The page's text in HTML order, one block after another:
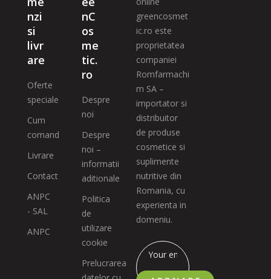
nzi
si
livr
are
Oferte
speciale
Cum
comand
Livrare
Contact
ANPC
- SAL
ANPC
nC
os
me
tic.
ro
Despre
noi
Despre
noi –
informatii
aditionale
Politica
de
utilizare
cookie
Prelucrarea
greencosmet
ic.ro este
proprietatea
companiei
Romfarmachi
m SA –
importator si
distribuitor
de produse
cosmetice si
suplimente
nutritive din
Romania, cu
experienta in
domeniu.